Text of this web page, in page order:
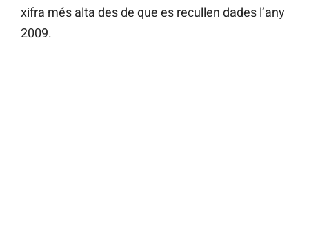
xifra més alta des de que es recullen dades l’any
2009.